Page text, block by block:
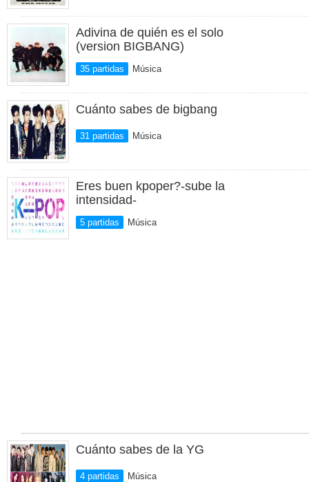
Adivina de quién es el solo
(version BIGBANG)
35 partidas Música
Cuánto sabes de bigbang
31 partidas Música
Eres buen kpoper?-sube la
intensidad-
5 partidas Música
Cuánto sabes de la YG
4 partidas Música